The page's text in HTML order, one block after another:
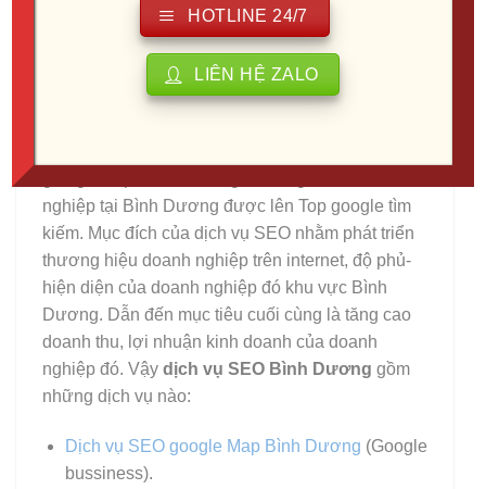
nghiệp tại Bình Dương được lên Top google tìm
kiếm. Mục đích của dịch vụ SEO nhằm phát triển
thương hiệu doanh nghiệp trên internet, độ phủ-
hiện diện của doanh nghiệp đó khu vực Bình
Dương. Dẫn đến mục tiêu cuối cùng là tăng cao
doanh thu, lợi nhuận kinh doanh của doanh
nghiệp đó. Vậy dịch vụ SEO Bình Dương gồm
những dịch vụ nào:
Dịch vụ SEO google Map Bình Dương (Google
bussiness).
HOTLINE 24/7
LIÊN HỆ ZALO